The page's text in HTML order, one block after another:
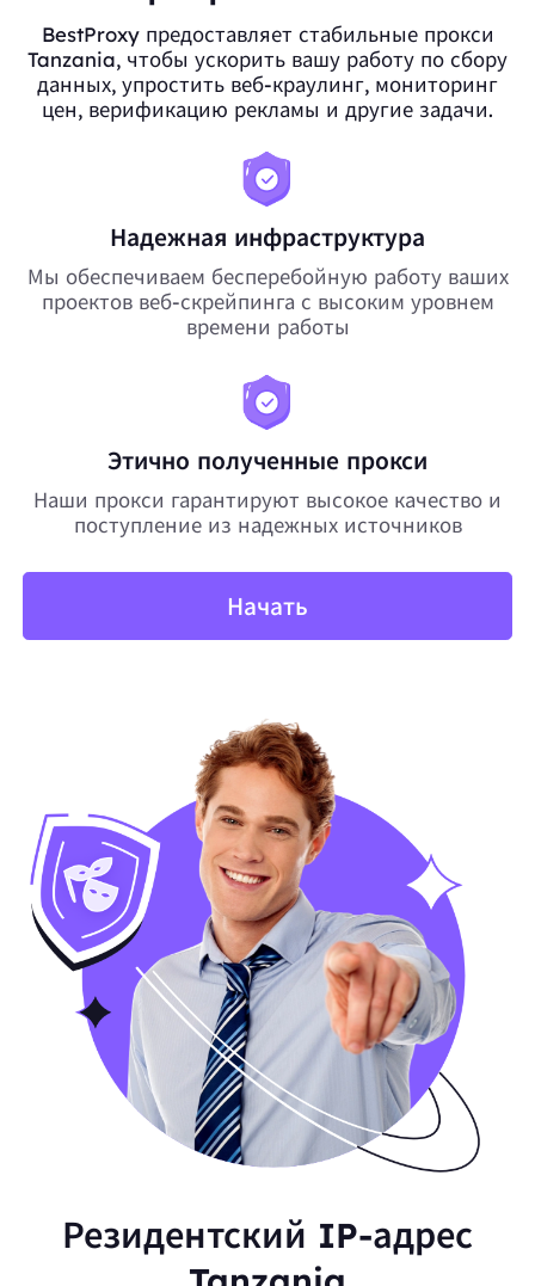
BestProxy предоставляет стабильные прокси
Tanzania, чтобы ускорить вашу работу по сбору
данных, упростить веб-краулинг, мониторинг
цен, верификацию рекламы и другие задачи.
Надежная инфраструктура
Мы обеспечиваем бесперебойную работу ваших
проектов веб-скрейпинга с высоким уровнем
времени работы
Этично полученные прокси
Наши прокси гарантируют высокое качество и
поступление из надежных источников
Начать
Резидентский IP-адрес